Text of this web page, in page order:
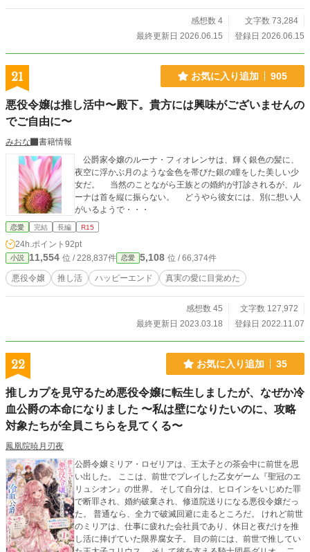
感想数 4
文字数 73,284
最終更新日 2026.06.15
登録日 2026.06.15
21 お気に入り追加 905
悪役令嬢は推し活中〜殿下。貴方には興味がございませんの
でご自由に〜
みおな
書籍情報
公爵家令嬢のルーナ・フィオレンサは、輝く銀色の髪に、
夜空に浮かぶ月のような金色を帯びた銀の瞳をした美しい少
女だ。 当然のことながら王族との婚約が打診されるが、ル
ーナは首を縦に振らない。 どうやら彼女には、別に想い人
がいるようで・・・
恋愛 完結 長編 R15
24h.ポイント 92pt
小説 11,554 位 / 228,837件 恋愛 5,108 位 / 66,374件
悪役令嬢 推し活 ハッピーエンド 真実の愛に目覚めた
感想数 45
文字数 127,972
最終更新日 2023.03.18
登録日 2022.11.07
22 お気に入り追加 35
推しカプを見守るため悪役令嬢に転生しましたが、なぜか冷
血公爵の本命になりました 〜私は壁になりたいのに、攻略
対象たちが全員こちらを見てくる〜
鳳凰院暁月刃夜
公爵令嬢ミリア・ロゼリアは、王太子との茶会中に前世を思
い出した。 ここは、前世でプレイした乙女ゲーム『聖冠のエ
リュシオン』の世界。 そして自分は、ヒロインをいじめた罪
で断罪され、婚約破棄され、修道院送りになる悪役令嬢だっ
た。 普通なら、全力で破滅回避に走るところだ。 けれど前世
のミリアは、仕事に疲れた会社員であり、休日と夜だけを推
し活に捧げていた限界腐女子。 目の前には、前世で推してい